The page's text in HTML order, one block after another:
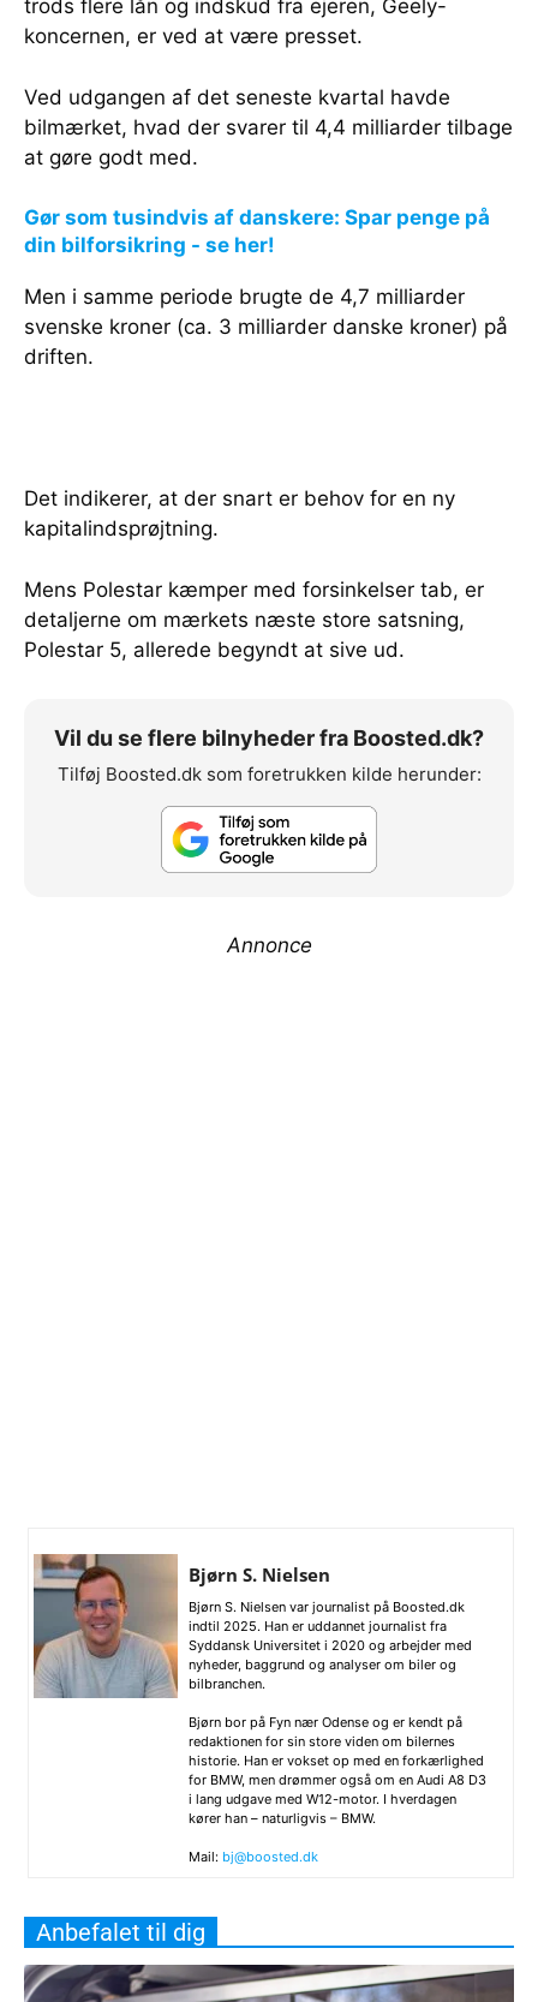
trods flere lån og indskud fra ejeren, Geely-
koncernen, er ved at være presset.
Ved udgangen af det seneste kvartal havde
bilmærket, hvad der svarer til 4,4 milliarder tilbage
at gøre godt med.
Gør som tusindvis af danskere: Spar penge på
din bilforsikring - se her!
Men i samme periode brugte de 4,7 milliarder
svenske kroner (ca. 3 milliarder danske kroner) på
driften.
Det indikerer, at der snart er behov for en ny
kapitalindsprøjtning.
Mens Polestar kæmper med forsinkelser tab, er
detaljerne om mærkets næste store satsning,
Polestar 5, allerede begyndt at sive ud.
Vil du se flere bilnyheder fra Boosted.dk?
Tilføj Boosted.dk som foretrukken kilde herunder:
Annonce
Bjørn S. Nielsen
Bjørn S. Nielsen var journalist på Boosted.dk
indtil 2025. Han er uddannet journalist fra
Syddansk Universitet i 2020 og arbejder med
nyheder, baggrund og analyser om biler og
bilbranchen.
Bjørn bor på Fyn nær Odense og er kendt på
redaktionen for sin store viden om bilernes
historie. Han er vokset op med en forkærlighed
for BMW, men drømmer også om en Audi A8 D3
i lang udgave med W12-motor. I hverdagen
kører han – naturligvis – BMW.
Mail: bj@boosted.dk